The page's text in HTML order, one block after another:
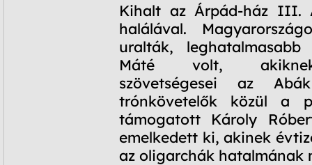
Kihalt az Árpád-ház III.
halálával.
uralták,
Máté volt,
szövetségesei az
trónkövetelők közül a
támogatott Károly
emelkedett ki, akinek
az oligarchák hatalmának